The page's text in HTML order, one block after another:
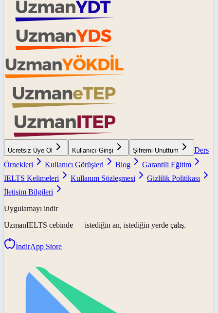
Ücretsiz Üye Ol Kullanıcı Girişi Şifremi Unuttum
Ders
Örnekleri
Kullanıcı Görüşleri Blog
Garantili Eğitim
IELTS Kelimeleri
Kullanım Sözleşmesi
Gizlilik Politikası
İletişim Bilgileri
Uygulamayı indir
UzmanIELTS cebinde — istediğin an, istediğin yerde çalış.
İndirApp Store